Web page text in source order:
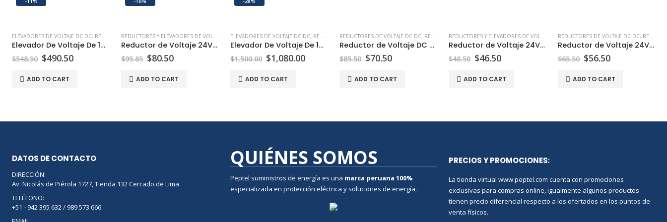
ELEVADORES DE VOLTAJE DC-DC, REDUCTORES Y ELEVADORES DE VOLTAJE DC-DC
Elevador De Voltaje De 12v A 24v 50A
$548.50 $490.50
ADD TO CART
REDUCTORES Y ELEVADORES DE VOLTAJE DC-DC ,REDUCTORES DE VOLTAJE DC-DC
Reductor de Voltaje 24V a 12V 40A
$95.85 $80.50
ADD TO CART
ELEVADORES DE VOLTAJE DC-DC, REDUCTORES Y ELEVADORES DE VOLTAJE DC-DC
Elevador De Voltaje De 12v A 24v 100A
$1,500.00 $1,080.00
ADD TO CART
REDUCTORES DE VOLTAJE DC-DC, REDUCTORES Y ELEVADORES DE VOLTAJE DC-DC
Reductor de Voltaje DC 48V a 12V 10A 120W
$85.50 $70.50
ADD TO CART
REDUCTORES Y ELEVADORES DE VOLTAJE DC-DC ,REDUCTORES DE VOLTAJE DC-DC
Reductor de Voltaje 24V a 12V 15A
$48.50 $46.50
ADD TO CART
REDUCTORES DE VOLTAJE DC-DC, REDUCTORES Y ELEVADORES DE VOLTAJE DC-DC
Reductor de Voltaje 24V a 12V 30A
$65.50 $56.50
ADD TO CART
DATOS DE CONTACTO
DIRECCIÓN:
Av. Nicolás de Piérola 1727, Tienda 132 Cercado de Lima
TELÉFONO:
+51 - 942 395 632 / 989 573 666
QUIÉNES SOMOS
Peptel suministros de energía es una marca peruana 100%
especializada en protección eléctrica y soluciones de energía.
PRECIOS Y PROMOCIONES:
La tienda virtual www.peptel.com cuenta con promociones
exclusivas para compras online, igualmente algunos productos
tienen precio diferencial respecto a los ofertados en los puntos de
venta físicos.